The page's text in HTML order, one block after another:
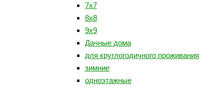
7х7
8х8
9х9
Дачные дома
для круглогодичного проживания
зимние
одноэтажные